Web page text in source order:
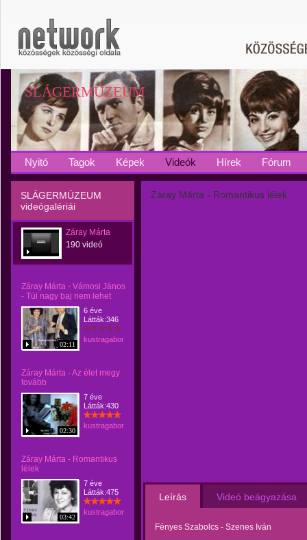
SLÁGERMÚZEUM
Nyitó Tagok Képek Videók Hírek Fórum
SLÁGERMÚZEUM
videógalériái
Záray Márta
190 videó
Záray Márta - Vámosi János
- Túl nagy baj nem lehet
02:11
6 éve
Látták:346
kustragabor
Záray Márta - Az élet megy
tovább
02:30
7 éve
Látták:430
kustragabor
Záray Márta - Romantikus
lélek
03:42
7 éve
Látták:475
kustragabor
Záray Márta - Romantikus lélek
Leírás Videó beágyazása
Fényes Szabolcs - Szenes Iván